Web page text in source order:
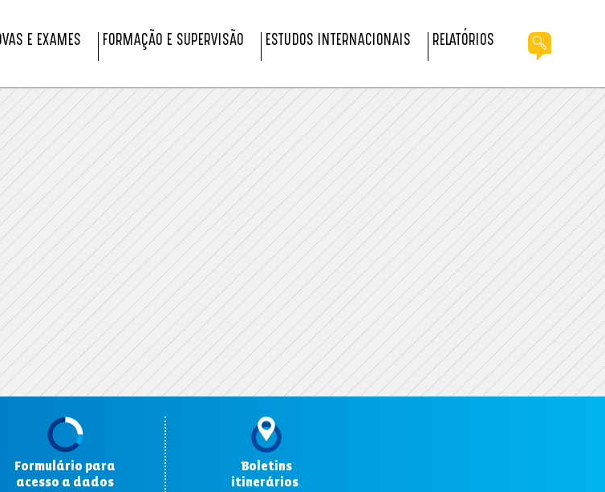
E EXAMES FORMAÇÃO E SUPERVISÃO ESTUDOS INTERNACIONAIS RELATÓRIOS
Formulário para
acesso a dados
Boletins
itinerários.